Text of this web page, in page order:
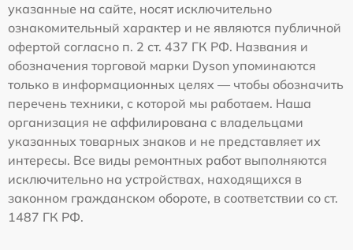
указанные на сайте, носят исключительно
ознакомительный характер и не являются публичной
офертой согласно п. 2 ст. 437 ГК РФ. Названия и
обозначения торговой марки Dyson упоминаются
только в информационных целях — чтобы обозначить
перечень техники, с которой мы работаем. Наша
организация не аффилирована с владельцами
указанных товарных знаков и не представляет их
интересы. Все виды ремонтных работ выполняются
исключительно на устройствах, находящихся в
законном гражданском обороте, в соответствии со ст.
1487 ГК РФ.